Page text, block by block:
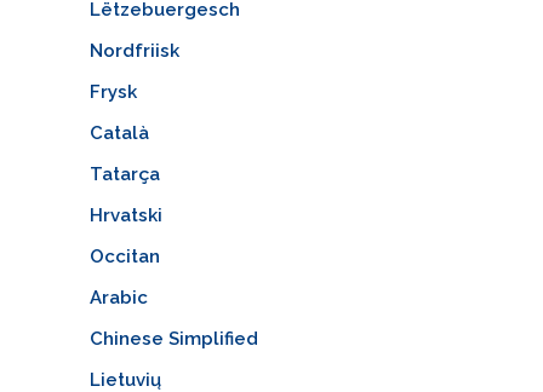
Lëtzebuergesch
Nordfriisk
Frysk
Català
Tatarça
Hrvatski
Occitan
Arabic
Chinese Simplified
Lietuvių